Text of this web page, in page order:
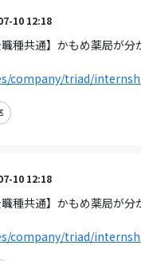
10 12:18
種共通】かもめ薬局が
company/triad/
10 12:18
種共通】かもめ薬局が
company/triad/